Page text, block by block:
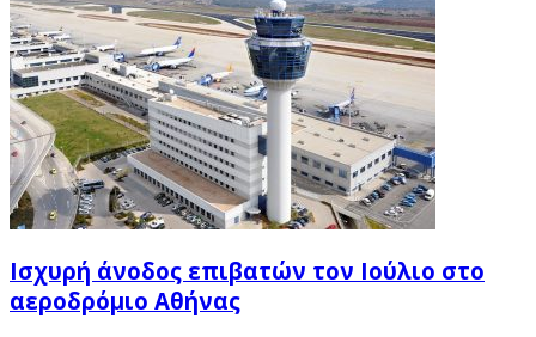
Ισχυρή άνοδος επιβατών τον Ιούλιο στο
αεροδρόμιο Αθήνας